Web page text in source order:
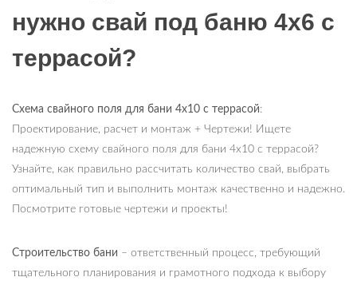
нужно свай под баню 4х6 с
террасой?
Схема свайного поля для бани 4х10 с террасой:
Проектирование, расчет и монтаж + Чертежи! Ищете
надежную схему свайного поля для бани 4х10 с террасой?
Узнайте, как правильно рассчитать количество свай, выбрать
оптимальный тип и выполнить монтаж качественно и надежно.
Посмотрите готовые чертежи и проекты!
Строительство бани – ответственный процесс, требующий
тщательного планирования и грамотного подхода к выбору